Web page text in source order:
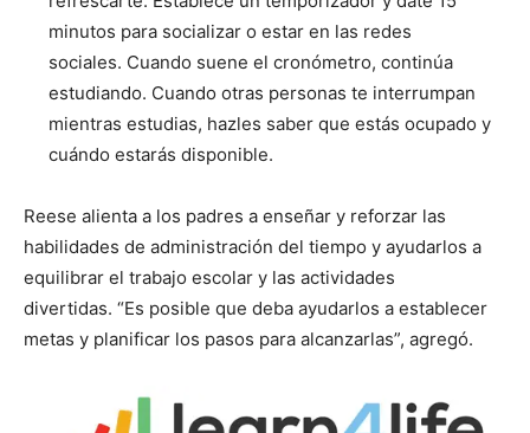
minutos para socializar o estar en las redes
sociales. Cuando suene el cronómetro, continúa
estudiando. Cuando otras personas te interrumpan
mientras estudias, hazles saber que estás ocupado y
cuándo estarás disponible.
Reese alienta a los padres a enseñar y reforzar las
habilidades de administración del tiempo y ayudarlos a
equilibrar el trabajo escolar y las actividades
divertidas. “Es posible que deba ayudarlos a establecer
metas y planificar los pasos para alcanzarlas”, agregó.